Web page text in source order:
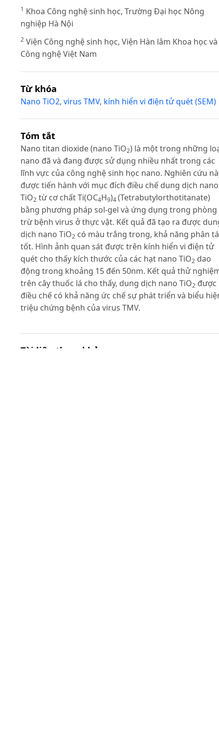
1 Khoa Công nghệ sinh học, Trường Đại học Nông
nghiệp Hà Nội
2 Viện Công nghệ sinh học, Viện Hàn lâm Khoa học và
Công nghệ Việt Nam
Từ khóa
Nano TiO2, virus TMV, kính hiển vi điện tử quét (SEM)
Tóm tắt
Nano titan dioxide (nano TiO2) là một trong những
nano đã và đang được sử dụng nhiều nhất trong các
lĩnh vực của công nghệ sinh học nano. Nghiên cứu
được tiến hành với mục đích điều chế dung dịch nano
TiO2 từ cơ chất Ti(OC4H9)4(Tetrabutylorthotitanate)
bằng phương pháp sol-gel và ứng dụng trong phòng
trừ bệnh virus ở thực vật. Kết quả đã tạo ra được
dịch nano TiO2 có màu trắng trong, khả năng phân
tốt. Hình ảnh quan sát được trên kính hiển vi điện tử
quét cho thấy kích thước của các hạt nano TiO2 dao
động trong khoảng 15 đến 50nm. Kết quả thử
trên cây thuốc lá cho thấy, dung dịch nano TiO2 được
điều chế có khả năng ức chế sự phát triển và biểu
triệu chứng bệnh của virus TMV.
Tài liệu tham khảo